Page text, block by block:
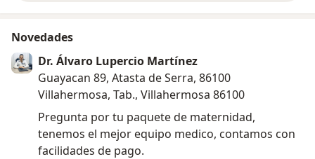
Novedades
Dr. Álvaro Lupercio Martínez
Guayacan 89, Atasta de Serra, 86100
Villahermosa, Tab., Villahermosa 86100
Pregunta por tu paquete de maternidad,
tenemos el mejor equipo medico, contamos con
facilidades de pago.